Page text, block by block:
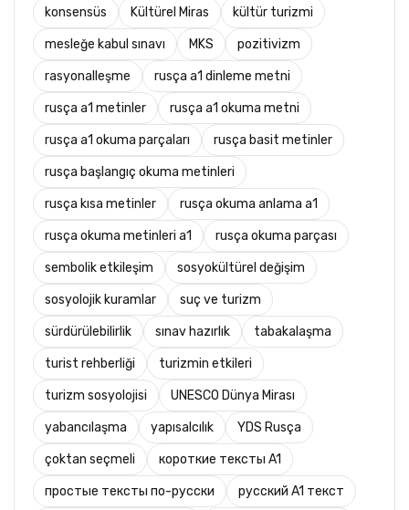
konsensüs Kültürel Miras kültür turizmi
mesleğe kabul sınavı MKS pozitivizm
rasyonalleşme rusça a1 dinleme metni
rusça a1 metinler rusça a1 okuma metni
rusça a1 okuma parçaları rusça basit metinler
rusça başlangıç okuma metinleri
rusça kısa metinler rusça okuma anlama a1
rusça okuma metinleri a1 rusça okuma parçası
sembolik etkileşim sosyokültürel değişim
sosyolojik kuramlar suç ve turizm
sürdürülebilirlik sınav hazırlık tabakalaşma
turist rehberliği turizmin etkileri
turizm sosyolojisi UNESCO Dünya Mirası
yabancılaşma yapısalcılık YDS Rusça
çoktan seçmeli короткие тексты A1
простые тексты по-русски русский A1 текст